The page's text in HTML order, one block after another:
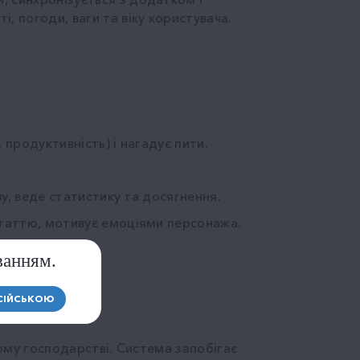
погоди, ваги та віку користувача.
і нагадує пити.
веде статистику та досягнення.
мотивує емоціями персонажа.
господарстві. Система запобігає